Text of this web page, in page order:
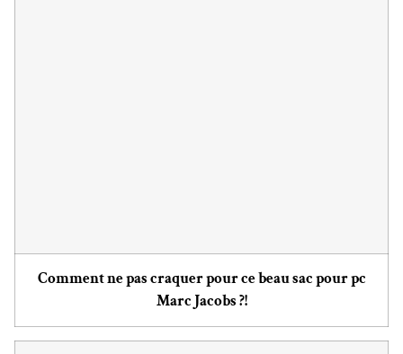
Comment ne pas craquer pour ce beau sac pour pc
Marc Jacobs ?!